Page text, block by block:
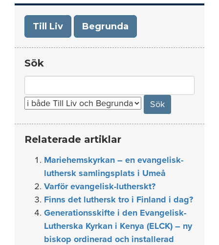
Till Liv Begrunda
Sök
for:
Relaterade artiklar
Mariehemskyrkan – en evangelisk-
luthersk samlingsplats i Umeå
Varför evangelisk-lutherskt?
Finns det luthersk tro i Finland i dag?
Generationsskifte i den Evangelisk-
Lutherska Kyrkan i Kenya (ELCK) – ny
biskop ordinerad och installerad